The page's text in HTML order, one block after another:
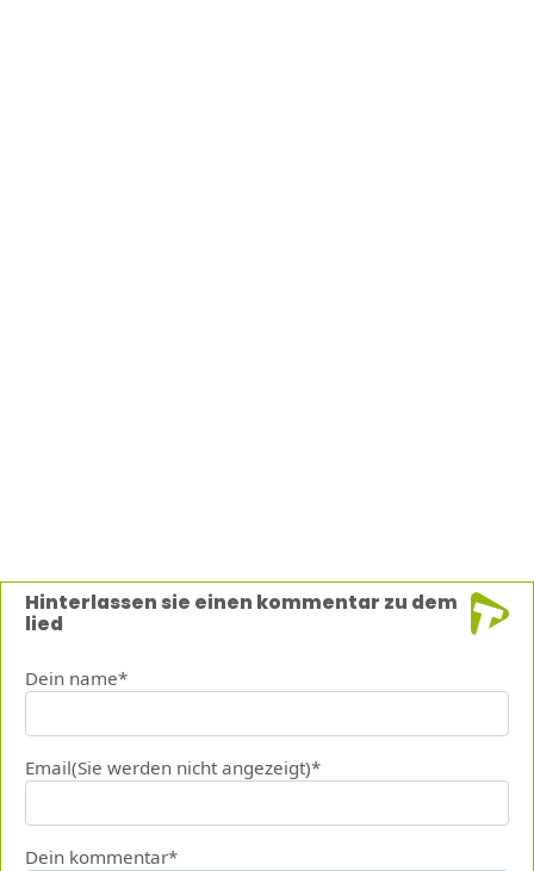
Hinterlassen sie einen kommentar zu dem
lied
Dein name*
Email(Sie werden nicht angezeigt)*
Dein kommentar*